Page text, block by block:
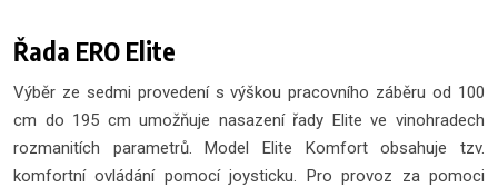
Řada ERO Elite
Výběr ze sedmi provedení s výškou pracovního záběru od 100
cm do 195 cm umožňuje nasazení řady Elite ve vinohradech
rozmanitích parametrů. Model Elite Komfort obsahuje tzv.
komfortní ovládání pomocí joysticku. Pro provoz za pomoci